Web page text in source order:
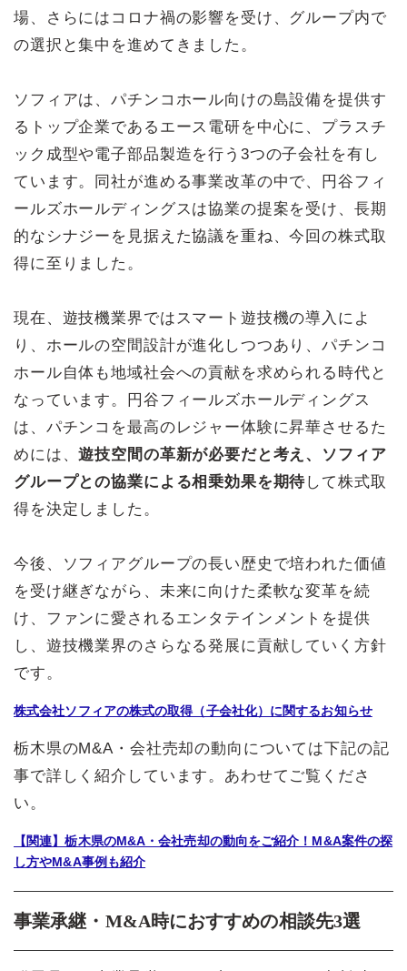
場、さらにはコロナ禍の影響を受け、グループ内で
の選択と集中を進めてきました。
ソフィアは、パチンコホール向けの島設備を提供す
るトップ企業であるエース電研を中心に、プラスチ
ック成型や電子部品製造を行う3つの子会社を有し
ています。同社が進める事業改革の中で、円谷フィ
ールズホールディングスは協業の提案を受け、長期
的なシナジーを見据えた協議を重ね、今回の株式取
得に至りました。
現在、遊技機業界ではスマート遊技機の導入によ
り、ホールの空間設計が進化しつつあり、パチンコ
ホール自体も地域社会への貢献を求められる時代と
なっています。円谷フィールズホールディングス
は、パチンコを最高のレジャー体験に昇華させるた
めには、遊技空間の革新が必要だと考え、ソフィア
グループとの協業による相乗効果を期待して株式取
得を決定しました。
今後、ソフィアグループの長い歴史で培われた価値
を受け継ぎながら、未来に向けた柔軟な変革を続
け、ファンに愛されるエンタテインメントを提供
し、遊技機業界のさらなる発展に貢献していく方針
です。
株式会社ソフィアの株式の取得（子会社化）に関するお知らせ
栃木県のM&A・会社売却の動向については下記の記
事で詳しく紹介しています。あわせてご覧くださ
い。
【関連】栃木県のM&A・会社売却の動向をご紹介！M&A案件の探
し方やM&A事例も紹介
事業承継・M&A時におすすめの相談先3選